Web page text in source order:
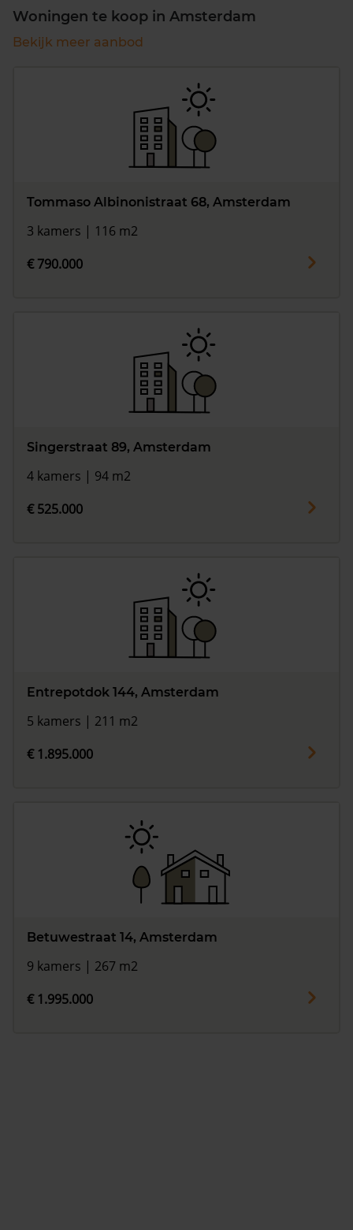
Woningen te koop in Amsterdam
Bekijk meer aanbod
Tommaso Albinonistraat 68, Amsterdam
3 kamers | 116 m2
€ 790.000
Singerstraat 89, Amsterdam
4 kamers | 94 m2
€ 525.000
Entrepotdok 144, Amsterdam
5 kamers | 211 m2
€ 1.895.000
Betuwestraat 14, Amsterdam
9 kamers | 267 m2
€ 1.995.000